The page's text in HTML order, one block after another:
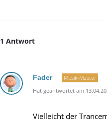
1 Antwort
Fader
Musik-Master
Hat geantwortet am
Vielleicht der